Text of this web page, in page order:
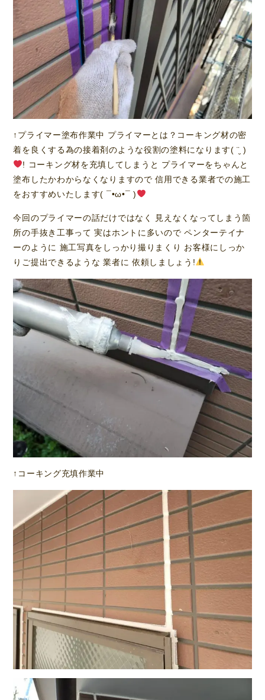
↑プライマー塗布作業中 プライマーとは？コーキング材の密
着を良くする為の接着剤のような役割の塗料になります( ¨̮ )
! コーキング材を充填してしまうと プライマーをちゃんと
塗布したかわからなくなりますので 信用できる業者での施工
をおすすめいたします( ¯•ω•¯ )
今回のプライマーの話だけではなく 見えなくなってしまう箇
所の手抜き工事って 実はホントに多いので ペンターテイナ
ーのように 施工写真をしっかり撮りまくり お客様にしっか
りご提出できるような 業者に 依頼しましょう!
↑コーキング充填作業中